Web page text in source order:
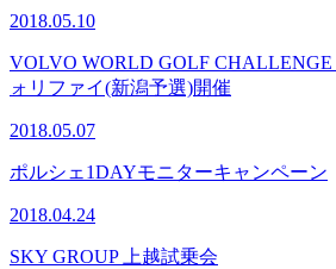
2018.05.10
VOLVO WORLD GOLF CHALLENGE
ォリファイ(新潟予選)開催
2018.05.07
ポルシェ1DAYモニターキャンペーン
2018.04.24
SKY GROUP 上越試乗会